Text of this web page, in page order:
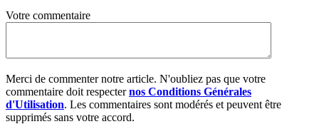
Votre commentaire
Merci de commenter notre article. N'oubliez pas que votre
commentaire doit respecternos Conditions Générales
d'Utilisation. Les commentaires sont modérés et peuvent être
supprimés sans votre accord.